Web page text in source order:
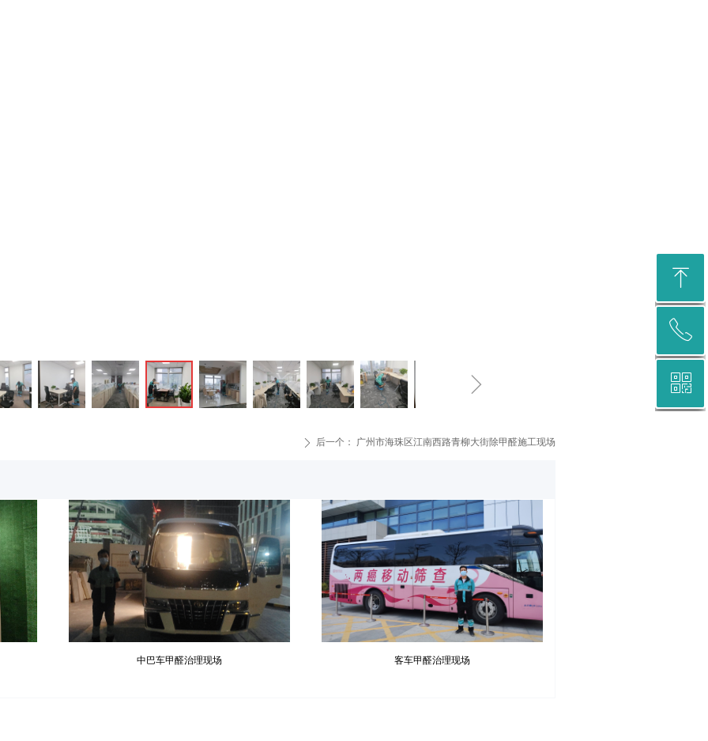
ꁇ
中巴车甲醛治理现场 客车甲醛治理现场
ꄲ 后一个： 广州市海珠区江南西路青柳大街除甲醛施工现场
ꁸ
回到顶部
ꂅ
400-998-2332
ꀥ